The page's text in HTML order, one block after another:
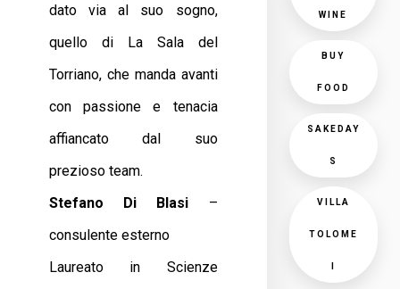
dato via al suo sogno,
quello di La Sala del
Torriano, che manda avanti
con passione e tenacia
affiancato dal suo
prezioso team.
Stefano Di Blasi –
consulente esterno
Laureato in Scienze
WINE
BUY
FOOD
SAKEDAY
S
VILLA
TOLOME